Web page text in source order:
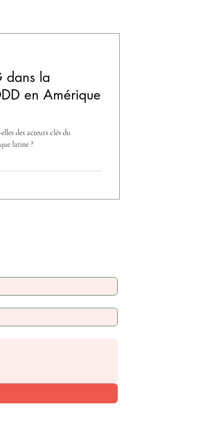
dans la
en Amérique
des acteurs clés du
latine ?